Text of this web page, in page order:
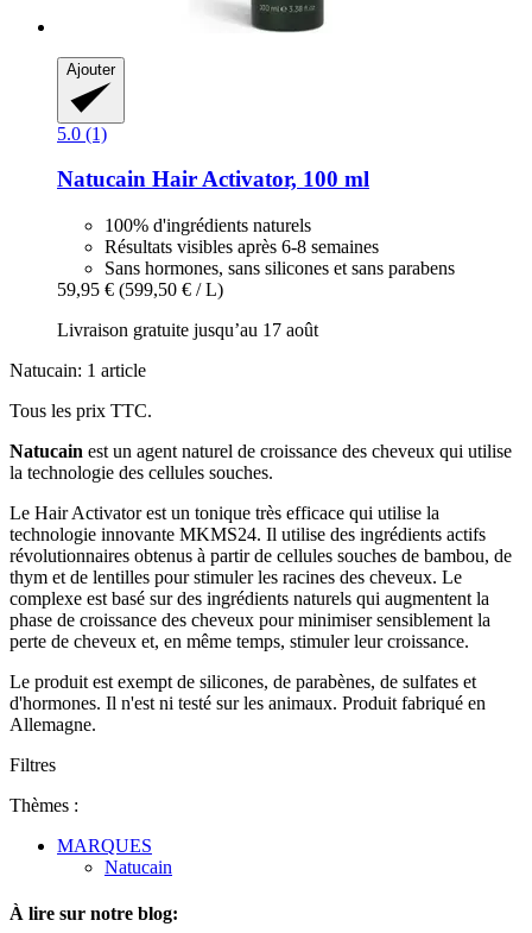
Ajouter
5.0 (1)
Natucain Hair Activator, 100 ml
100% d'ingrédients naturels
Résultats visibles après 6-8 semaines
Sans hormones, sans silicones et sans parabens
59,95 € (599,50 € / L)
Livraison gratuite jusqu’au 17 août
Natucain: 1 article
Tous les prix TTC.
Natucain est un agent naturel de croissance des cheveux qui utilise
la technologie des cellules souches.
Le Hair Activator est un tonique très efficace qui utilise la
technologie innovante MKMS24. Il utilise des ingrédients actifs
révolutionnaires obtenus à partir de cellules souches de bambou, de
thym et de lentilles pour stimuler les racines des cheveux. Le
complexe est basé sur des ingrédients naturels qui augmentent la
phase de croissance des cheveux pour minimiser sensiblement la
perte de cheveux et, en même temps, stimuler leur croissance.
Le produit est exempt de silicones, de parabènes, de sulfates et
d'hormones. Il n'est ni testé sur les animaux. Produit fabriqué en
Allemagne.
Filtres
Thèmes :
MARQUES
Natucain
À lire sur notre blog: